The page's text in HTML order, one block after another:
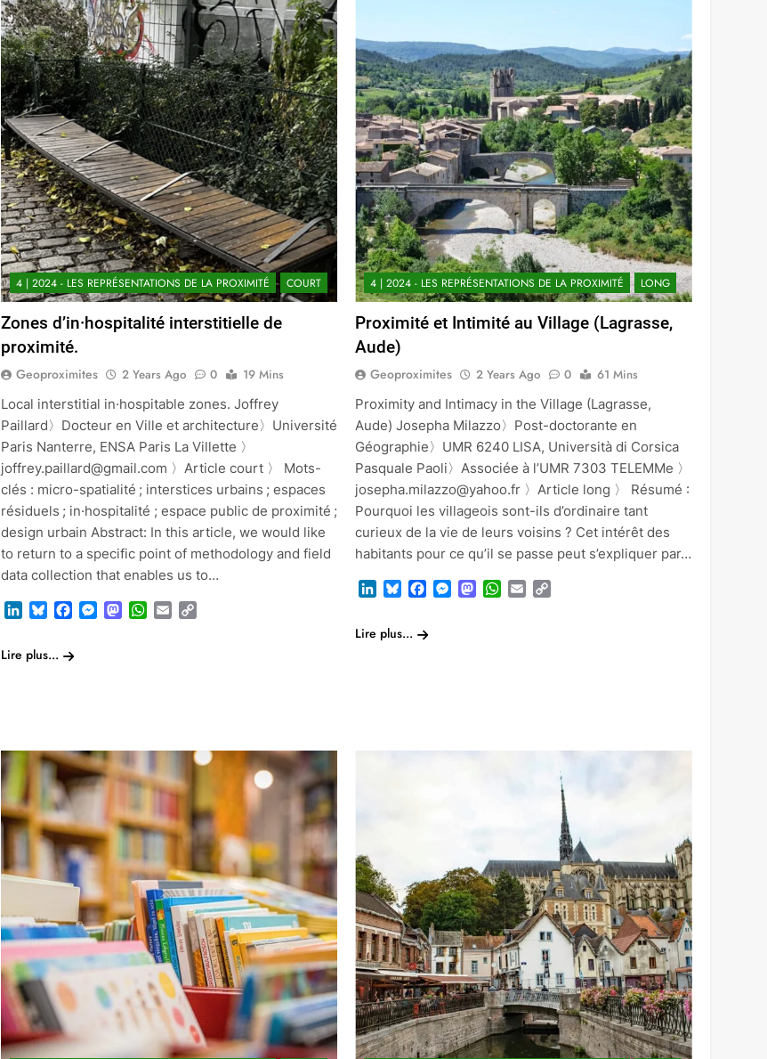
4 | 2024 - LES REPRÉSENTATIONS DE LA PROXIMITÉ COURT
Zones d’in·hospitalité interstitielle de
proximité.
Geoproximites 2 Years Ago 0
19 Mins
Local interstitial in·hospitable zones. Joffrey
Paillard〉Docteur en Ville et architecture〉Université
Paris Nanterre, ENSA Paris La Villette 〉
joffrey.paillard@gmail.com 〉Article court 〉 Mots-
clés : micro-spatialité ; interstices urbains ; espaces
résiduels ; in·hospitalité ; espace public de proximité ;
design urbain Abstract: In this article, we would like
to return to a specific point of methodology and field
data collection that enables us to…
LinkedInBlueskyFacebook
Messenger
Mastodon
WhatsApp
Email
Lire plus...
4 | 2024 - LES REPRÉSENTATIONS DE LA PROXIMITÉ LONG
Proximité et Intimité au Village (Lagrasse,
Aude)
Geoproximites 2 Years Ago 0
61 Mins
Proximity and Intimacy in the Village (Lagrasse,
Aude) Josepha Milazzo〉Post-doctorante en
Géographie〉UMR 6240 LISA, Università di Corsica
Pasquale Paoli〉Associée à l’UMR 7303 TELEMMe 〉
josepha.milazzo@yahoo.fr 〉Article long 〉 Résumé :
Pourquoi les villageois sont-ils d’ordinaire tant
curieux de la vie de leurs voisins ? Cet intérêt des
habitants pour ce qu’il se passe peut s’expliquer par…
LinkedInBlueskyFacebook
Messenger
Mastodon
WhatsApp
Email
Lire plus...